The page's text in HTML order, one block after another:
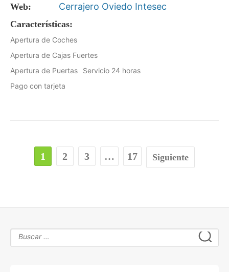
Web: Cerrajero Oviedo Intesec
Características:
Apertura de Coches
Apertura de Cajas Fuertes
Apertura de Puertas
Servicio 24 horas
Pago con tarjeta
1 2 3 … 17 Siguiente